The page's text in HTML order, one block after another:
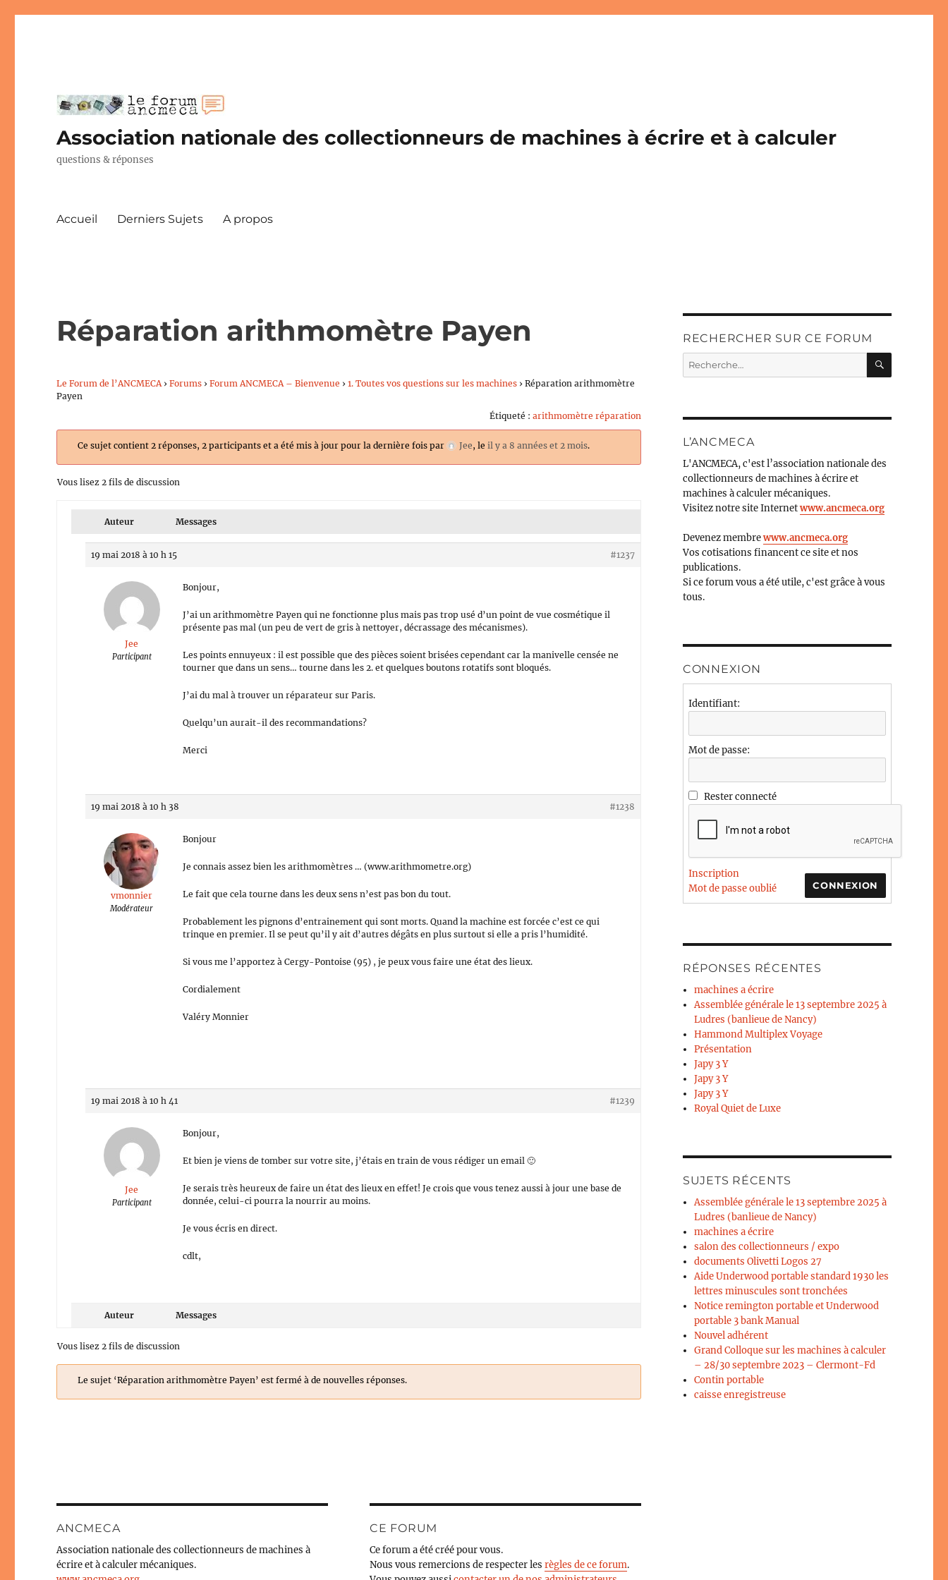
Association nationale des collectionneurs de machines à écrire et à calculer
questions & réponses
Accueil Derniers Sujets A propos
Réparation arithmomètre Payen
Le Forum de l’ANCMECA › Forums › Forum ANCMECA – Bienvenue › 1. Toutes vos questions sur les machines › Réparation arithmomètre
Payen
Étiqueté : arithmomètre réparation
Ce sujet contient 2 réponses, 2 participants et a été mis à jour pour la dernière fois par Jee, leil y a 8 années et 2 mois.
Vous lisez 2 fils de discussion
Auteur Messages
19 mai 2018 à 10 h 15 #1237
Jee
Participant
Bonjour,
J’ai un arithmomètre Payen qui ne fonctionne plus mais pas trop usé d’un point de vue cosmétique il
présente pas mal (un peu de vert de gris à nettoyer, décrassage des mécanismes).
Les points ennuyeux : il est possible que des pièces soient brisées cependant car la manivelle censée ne
tourner que dans un sens… tourne dans les 2. et quelques boutons rotatifs sont bloqués.
J’ai du mal à trouver un réparateur sur Paris.
Quelqu’un aurait-il des recommandations?
Merci
19 mai 2018 à 10 h 38 #1238
vmonnier
Modérateur
Bonjour
Je connais assez bien les arithmomètres … (www.arithmometre.org)
Le fait que cela tourne dans les deux sens n’est pas bon du tout.
Probablement les pignons d’entrainement qui sont morts. Quand la machine est forcée c’est ce qui
trinque en premier. Il se peut qu’il y ait d’autres dégâts en plus surtout si elle a pris l’humidité.
Si vous me l’apportez à Cergy-Pontoise (95) , je peux vous faire une état des lieux.
Cordialement
Valéry Monnier
19 mai 2018 à 10 h 41 #1239
Jee
Participant
Bonjour,
Et bien je viens de tomber sur votre site, j’étais en train de vous rédiger un email 🙂
Je serais très heureux de faire un état des lieux en effet! Je crois que vous tenez aussi à jour une base de
donnée, celui-ci pourra la nourrir au moins.
Je vous écris en direct.
cdlt,
Auteur Messages
Vous lisez 2 fils de discussion
Le sujet ‘Réparation arithmomètre Payen’ est fermé à de nouvelles réponses.
ANCMECA
Association nationale des collectionneurs de machines à
écrire et à calculer mécaniques.
CE FORUM
Ce forum a été créé pour vous.
Nous vous remercions de respecter lesrègles de ce forum.
RECHERCHER SUR CE FORUM
Recherche
pour :
L’ANCMECA
L'ANCMECA, c'est l’association nationale des
collectionneurs de machines à écrire et
machines à calculer mécaniques.
Visitez notre site Internetwww.ancmeca.org
Devenez membrewww.ancmeca.org
Vos cotisations financent ce site et nos
publications.
Si ce forum vous a été utile, c'est grâce à vous
tous.
CONNEXION
Identifiant:
Mot de passe:
Rester connecté
CONNEXION
Inscription
Mot de passe oublié
RÉPONSES RÉCENTES
machines a écrire
Assemblée générale le 13 septembre 2025 à
Ludres (banlieue de Nancy)
Hammond Multiplex Voyage
Présentation
Japy 3 Y
Japy 3 Y
Japy 3 Y
Royal Quiet de Luxe
SUJETS RÉCENTS
Assemblée générale le 13 septembre 2025 à
Ludres (banlieue de Nancy)
machines a écrire
salon des collectionneurs / expo
documents Olivetti Logos 27
Aide Underwood portable standard 1930 les
lettres minuscules sont tronchées
Notice remington portable et Underwood
portable 3 bank Manual
Nouvel adhérent
Grand Colloque sur les machines à calculer
– 28/30 septembre 2023 – Clermont-Fd
Contin portable
caisse enregistreuse